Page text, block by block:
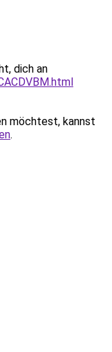
dich an
möchtest, kannst
.